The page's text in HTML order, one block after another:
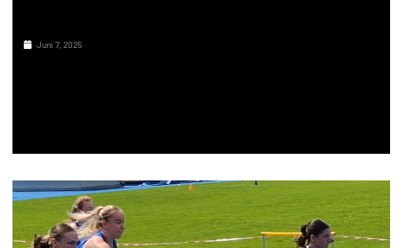
Juni 7, 2025